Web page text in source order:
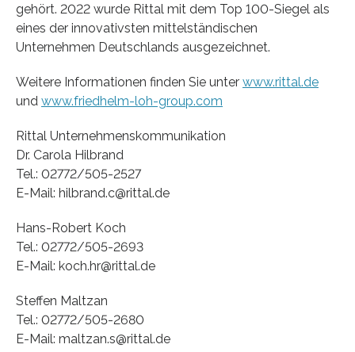
gehört. 2022 wurde Rittal mit dem Top 100-Siegel als
eines der innovativsten mittelständischen
Unternehmen Deutschlands ausgezeichnet.
Weitere Informationen finden Sie unter www.rittal.de
und www.friedhelm-loh-group.com
Rittal Unternehmenskommunikation
Dr. Carola Hilbrand
Tel.: 02772/505-2527
E-Mail: hilbrand.c@rittal.de
Hans-Robert Koch
Tel.: 02772/505-2693
E-Mail: koch.hr@rittal.de
Steffen Maltzan
Tel.: 02772/505-2680
E-Mail: maltzan.s@rittal.de